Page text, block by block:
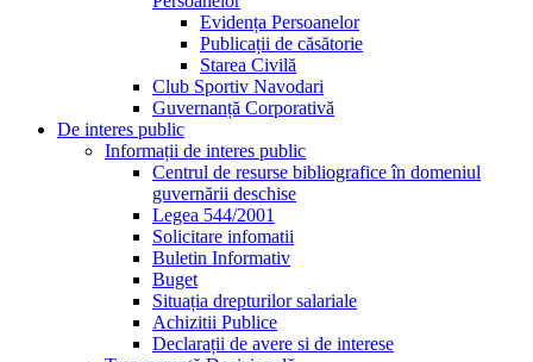
Evidența Persoanelor
Publicații de căsătorie
Starea Civilă
Club Sportiv Navodari
Guvernanță Corporativă
De interes public
Informații de interes public
Centrul de resurse bibliografice în domeniul
guvernării deschise
Legea 544/2001
Solicitare infomatii
Buletin Informativ
Buget
Situația drepturilor salariale
Achizitii Publice
Declarații de avere si de interese